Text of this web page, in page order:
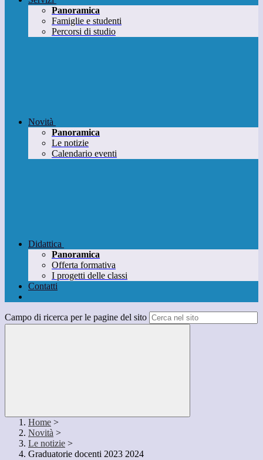
Panoramica
Famiglie e studenti
Percorsi di studio
Novità
Panoramica
Le notizie
Calendario eventi
Didattica
Panoramica
Offerta formativa
I progetti delle classi
Contatti
Campo di ricerca per le pagine del sito
Home >
Novità >
Le notizie >
Graduatorie docenti 2023 2024